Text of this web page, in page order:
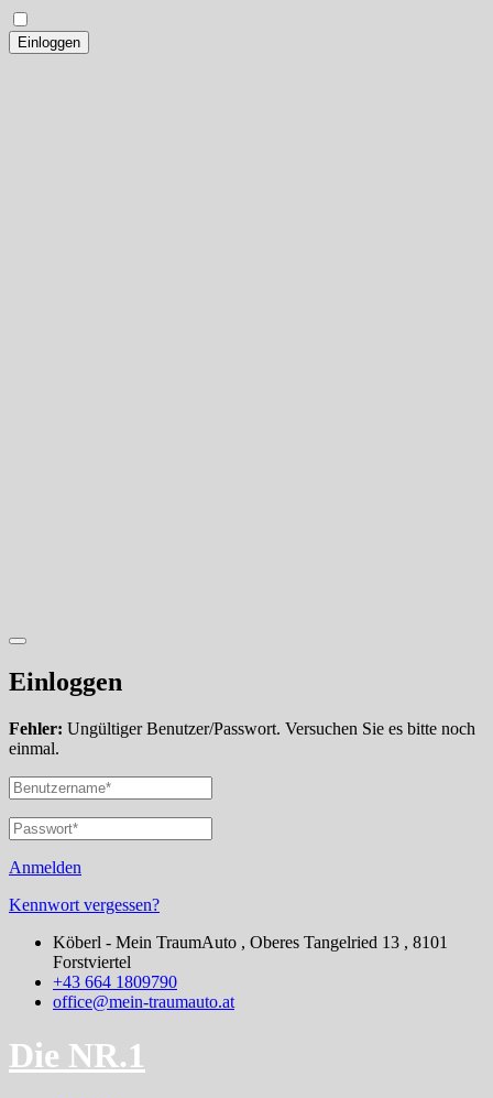
Einloggen
Einloggen
Fehler: Ungültiger Benutzer/Passwort. Versuchen Sie es bitte noch
einmal.
Anmelden
Kennwort vergessen?
Köberl - Mein TraumAuto , Oberes Tangelried 13 , 8101
Forstviertel
+43 664 1809790
office@mein-traumauto.at
Die NR.1